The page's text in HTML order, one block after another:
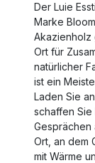
Der Luie
Marke
Akazienholz
Ort für
natürlicher
ist ein
Laden Sie
schaffen Sie
Gesprächen
Ort, an dem
mit Wärme